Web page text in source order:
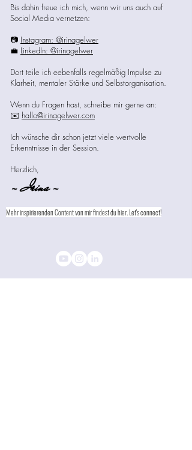
Bis dahin freue ich mich, wenn wir uns auch auf
Social Media vernetzen:
📷 Instagram: @irinagelwer
💼 LinkedIn: @irinagelwer
Dort teile ich eebenfalls regelmäßig Impulse zu
Klarheit, mentaler Stärke und Selbstorganisation.
Wenn du Fragen hast, schreibe mir gerne an:
✉️ hallo@irinagelwer.com
Ich wünsche dir schon jetzt viele wertvolle
Erkenntnisse in der Session.
Herzlich,
- Irina -
Mehr inspirierenden Content von mir findest du hier. Let's connect!